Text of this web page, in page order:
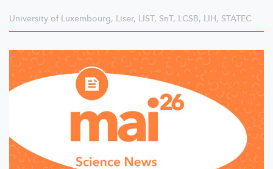
University of Luxembourg, Liser, LIST, SnT, LCSB, LIH, STATEC